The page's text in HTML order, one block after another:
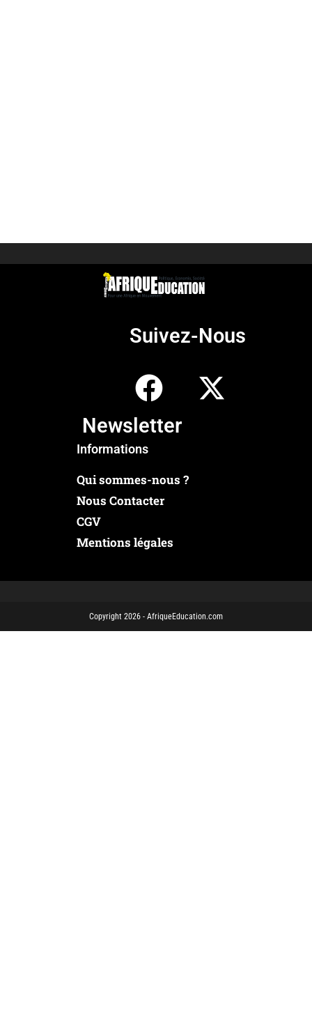
Suivez-Nous
Newsletter
Informations
Qui sommes-nous ?
Nous Contacter
CGV
Mentions légales
Copyright 2026 - AfriqueEducation.com